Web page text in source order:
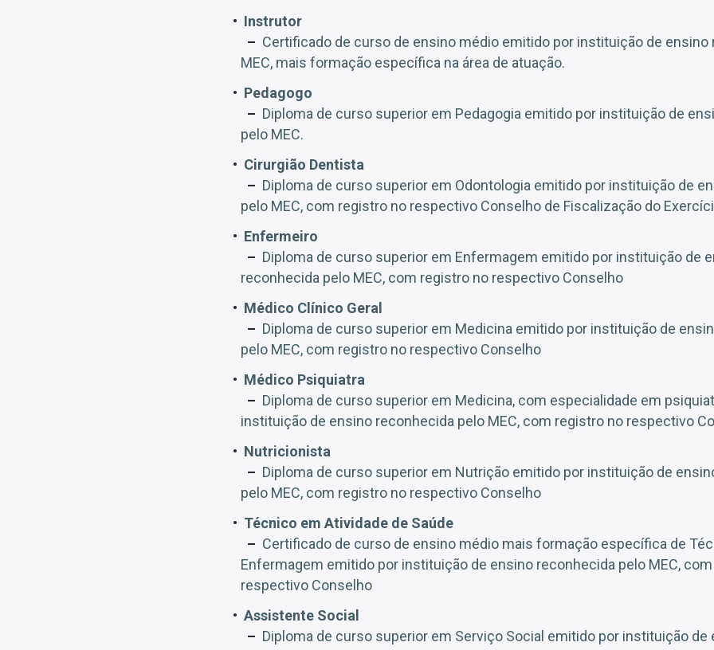
Instrutor
Certificado de curso de ensino médio emitido por instituição de ensino
MEC, mais formação específica na área de atuação.
Pedagogo
Diploma de curso superior em Pedagogia emitido por instituição de
pelo MEC.
Cirurgião Dentista
Diploma de curso superior em Odontologia emitido por instituição de
pelo MEC, com registro no respectivo Conselho de Fiscalização do
Enfermeiro
Diploma de curso superior em Enfermagem emitido por instituição de
reconhecida pelo MEC, com registro no respectivo Conselho
Médico Clínico Geral
Diploma de curso superior em Medicina emitido por instituição de
pelo MEC, com registro no respectivo Conselho
Médico Psiquiatra
Diploma de curso superior em Medicina, com especialidade em
instituição de ensino reconhecida pelo MEC, com registro no respectivo
Nutricionista
Diploma de curso superior em Nutrição emitido por instituição de
pelo MEC, com registro no respectivo Conselho
Técnico em Atividade de Saúde
Certificado de curso de ensino médio mais formação específica de
Enfermagem emitido por instituição de ensino reconhecida pelo MEC,
respectivo Conselho
Assistente Social
Diploma de curso superior em Serviço Social emitido por instituição de